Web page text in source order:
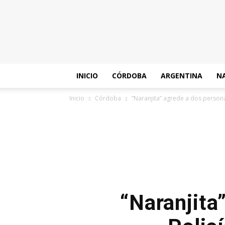
INICIO CÓRDOBA ARGENTINA
Inicio Córdoba “Naranjita” agrede a dos